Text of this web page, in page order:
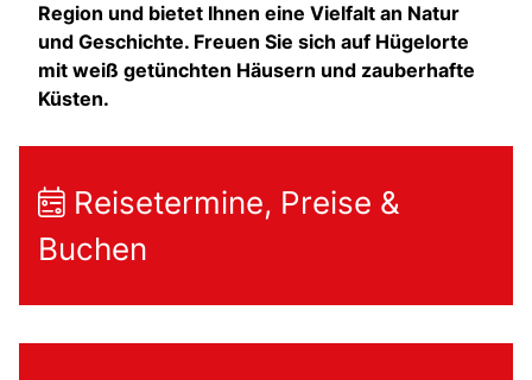
Region und bietet Ihnen eine Vielfalt an Natur
und Geschichte. Freuen Sie sich auf Hügelorte
mit weiß getünchten Häusern und zauberhafte
Küsten.
Reisetermine, Preise &
Buchen